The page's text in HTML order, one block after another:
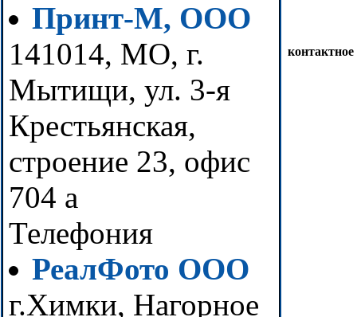
Принт-М, ООО
141014, МО, г.
Мытищи, ул. 3-я
Крестьянская,
строение 23, офис
704 а
Телефония
РеалФото ООО
г.Химки, Нагорное